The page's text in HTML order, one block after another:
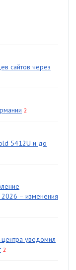
сайтов через
2
5412U и до
2026 – изменения
уведомил
2